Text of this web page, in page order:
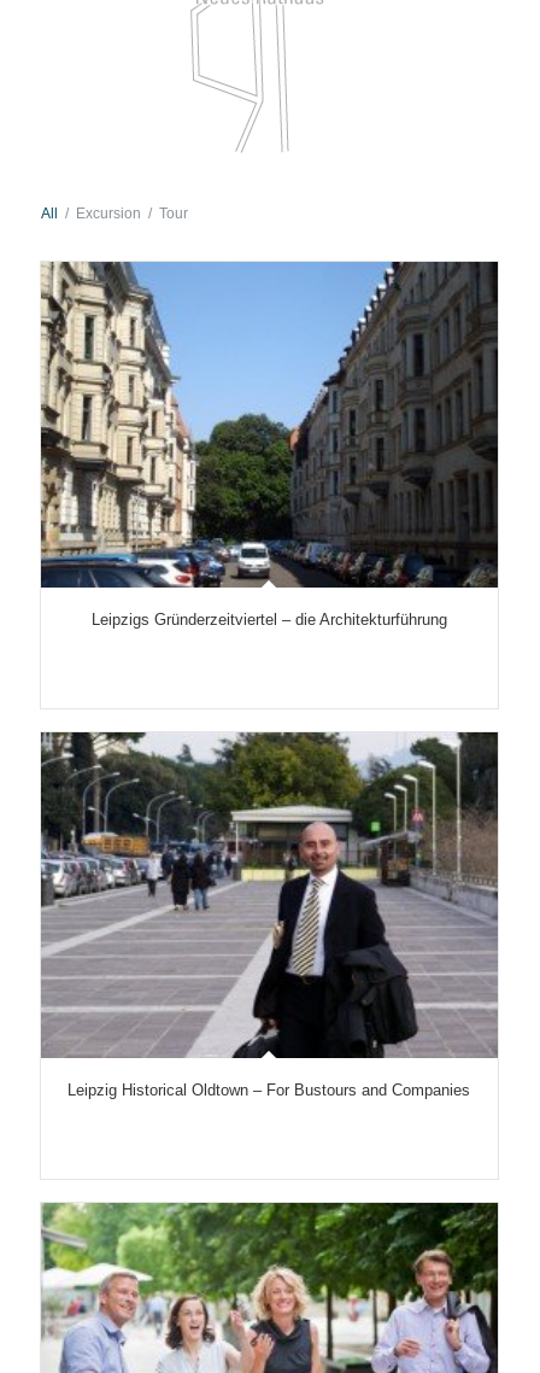
All / Excursion / Tour
Leipzigs Gründerzeitviertel – die Architekturführung
Leipzig Historical Oldtown – For Bustours and Companies